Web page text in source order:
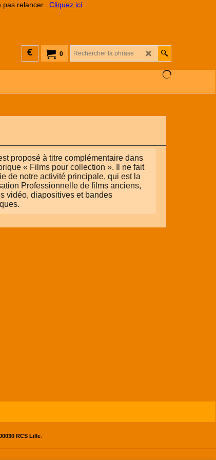
relancer.. Cliquez ici
0
€
proposé à titre complémentaire dans
« Films pour collection ». Il ne fait
de notre activité principale, qui est la
Professionnelle de films anciens,
vidéo, diapositives et bandes
RCS Lille